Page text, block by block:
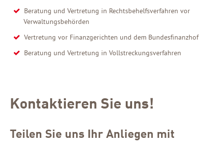
Beratung und Vertretung in Rechtsbehelfsverfahren vor
Verwaltungsbehörden
Vertretung vor Finanzgerichten und dem Bundesfinanzhof
Beratung und Vertretung in Vollstreckungsverfahren
Kontaktieren Sie uns!
Teilen Sie uns Ihr Anliegen mit